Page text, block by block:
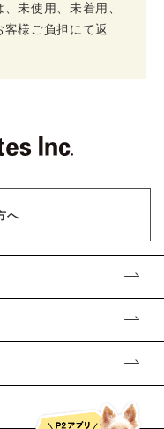
未使用、未着用、
様ご負担にて返
へ